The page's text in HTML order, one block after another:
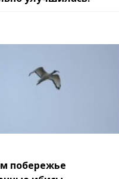
побережье